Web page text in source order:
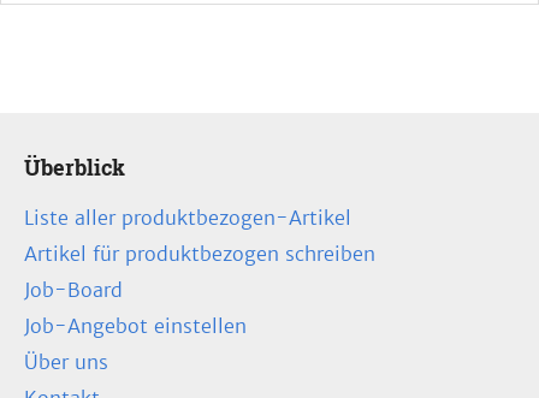
Überblick
Liste aller produktbezogen-Artikel
Artikel für produktbezogen schreiben
Job-Board
Job-Angebot einstellen
Über uns